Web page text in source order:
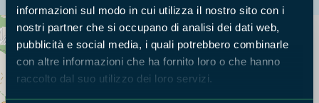
informazioni sul modo in cui utilizza il nostro sito con i
nostri partner che si occupano di analisi dei dati web,
pubblicità e social media, i quali potrebbero combinarle
con altre informazioni che ha fornito loro o che hanno
raccolto dal suo utilizzo dei loro servizi.
Cerca nella mappa OPZIONI